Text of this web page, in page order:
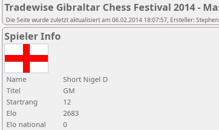
Tradewise Gibraltar Chess Festival 2014 -
Die Seite wurde zuletzt aktualisiert am 06.02.2014 18:07:57, Ersteller:
Spieler Info
Name
Short Nigel D
Titel
GM
Startrang
12
Elo
2683
Elo national
0